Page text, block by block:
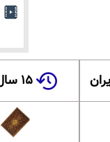
۱۵ سال پیش در چنین روزی